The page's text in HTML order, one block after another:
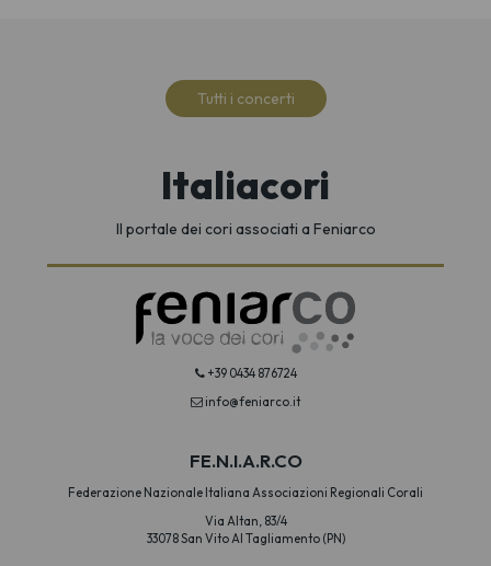
Tutti i concerti
Italiacori
Il portale dei cori associati a Feniarco
+39 0434 876724
info@feniarco.it
FE.N.I.A.R.CO
Federazione Nazionale Italiana Associazioni Regionali Corali
Via Altan, 83/4
33078 San Vito Al Tagliamento (PN)